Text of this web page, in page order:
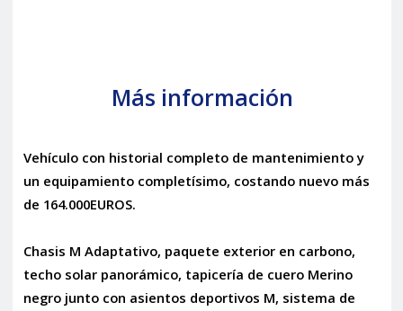
Más información
Vehículo con historial completo de mantenimiento y
un equipamiento completísimo, costando nuevo más
de 164.000EUROS.
Chasis M Adaptativo, paquete exterior en carbono,
techo solar panorámico, tapicería de cuero Merino
negro junto con asientos deportivos M, sistema de